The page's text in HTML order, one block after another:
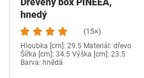
hnedý
(15×)
Hloubka [cm]: 29.5 Materiál: dřevo
Šířka [cm]: 34.5 Výška [cm]: 23.5
Barva: hnědá